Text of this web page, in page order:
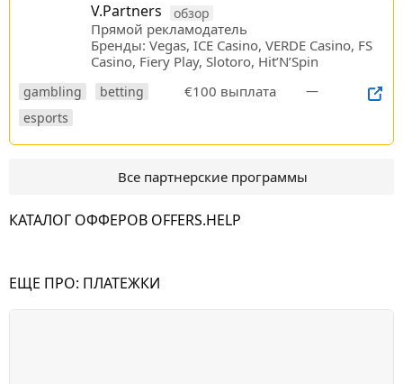
V.Partners обзор
Прямой рекламодатель
Бренды: Vegas, ICE Casino, VERDE Casino, FS
Casino, Fiery Play, Slotoro, Hit’N’Spin
gambling
betting
esports
€100 выплата —
Все партнерские программы
КАТАЛОГ ОФФЕРОВ OFFERS.HELP
ЕЩЕ ПРО: ПЛАТЕЖКИ